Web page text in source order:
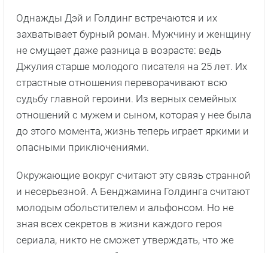
Однажды Дэй и Голдинг встречаются и их
захватывает бурный роман. Мужчину и женщину
не смущает даже разница в возрасте: ведь
Джулия старше молодого писателя на 25 лет. Их
страстные отношения переворачивают всю
судьбу главной героини. Из верных семейных
отношений с мужем и сыном, которая у нее была
до этого момента, жизнь теперь играет яркими и
опасными приключениями.
Окружающие вокруг считают эту связь странной
и несерьезной. А Бенджамина Голдинга считают
молодым обольстителем и альфонсом. Но не
зная всех секретов в жизни каждого героя
сериала, никто не сможет утверждать, что же